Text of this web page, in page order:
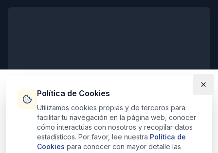
Horarios de Atención
Lunes - Viernes:
9:00 - 20:00
Sábados:
10:30 - 13:30
Política de Cookies
Utilizamos cookies propias y de terceros para
facilitar tu navegación en la página web, conocer
cómo interactúas con nosotros y recopilar datos
estadísticos. Por favor, lee nuestra Política de
Cookies para conocer con mayor detalle las